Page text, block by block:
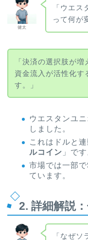
健太
「ウエ
って何が
「決済の選択肢が
資金流入が活性化す
す。」
ウエスタンユ
しました。
これはドルと
ルコイン 」です
市場では一部で
ています。
2. 詳細解説
「なぜソ